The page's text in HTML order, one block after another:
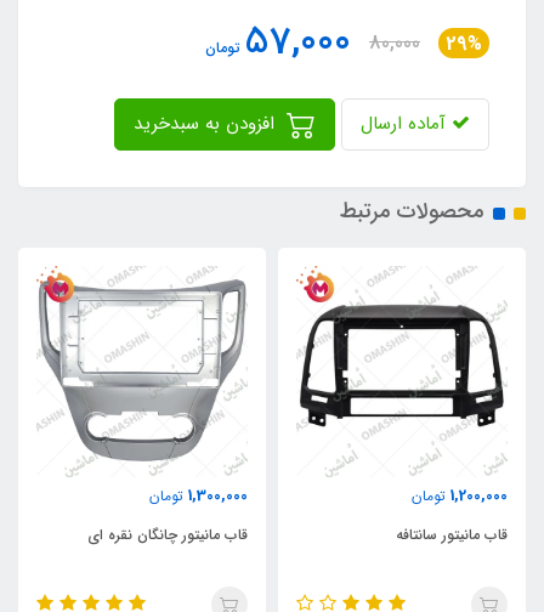
29%
80,000
57,000 تومان
آماده ارسال
محصولات مرتبط
1,200,000 تومان
قاب مانیتور سانتافه
1,300,000 تومان
قاب مانیتور چانگان نقره ای